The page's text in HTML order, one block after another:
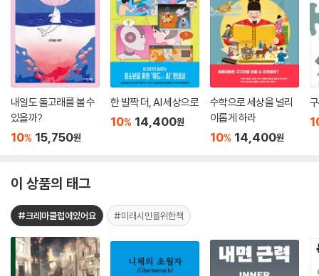
내일도 돌고래를 볼 수
있을까?
10% 15,750원
한 발짝 더, AI 세상으로
10% 14,400원
수학으로 세상을 널리
이롭게 하라
10% 14,400원
이 상품의 태그
#크레마클럽에있어요 #미래시민을위한책